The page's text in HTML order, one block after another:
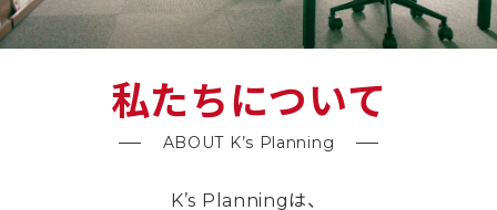
私たちについて
ABOUT K’s Planning
K’s Planningは、